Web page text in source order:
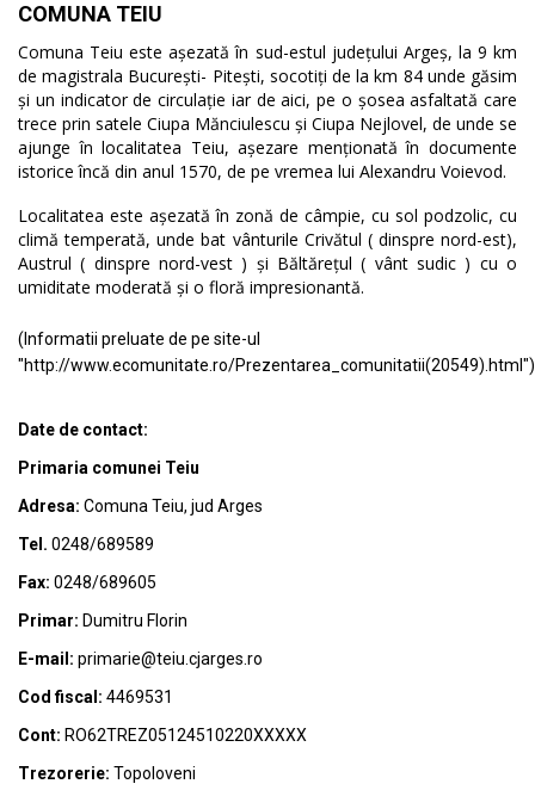
COMUNA TEIU
Comuna Teiu este așezată în sud-estul județului Argeș, la 9 km
de magistrala București- Pitești, socotiți de la km 84 unde găsim
și un indicator de circulație iar de aici, pe o șosea asfaltată care
trece prin satele Ciupa Mănciulescu și Ciupa Nejlovel, de unde se
ajunge în localitatea Teiu, așezare menționată în documente
istorice încă din anul 1570, de pe vremea lui Alexandru Voievod.
Localitatea este așezată în zonă de câmpie, cu sol podzolic, cu
climă temperată, unde bat vânturile Crivătul ( dinspre nord-est),
Austrul ( dinspre nord-vest ) și Băltărețul ( vânt sudic ) cu o
umiditate moderată și o floră impresionantă.
(Informatii preluate de pe site-ul
"http://www.ecomunitate.ro/Prezentarea_comunitatii(20549).html")
Date de contact:
Primaria comunei Teiu
Adresa: Comuna Teiu, jud Arges
Tel. 0248/689589
Fax: 0248/689605
Primar: Dumitru Florin
E-mail: primarie@teiu.cjarges.ro
Cod fiscal: 4469531
Cont: RO62TREZ05124510220XXXXX
Trezorerie: Topoloveni